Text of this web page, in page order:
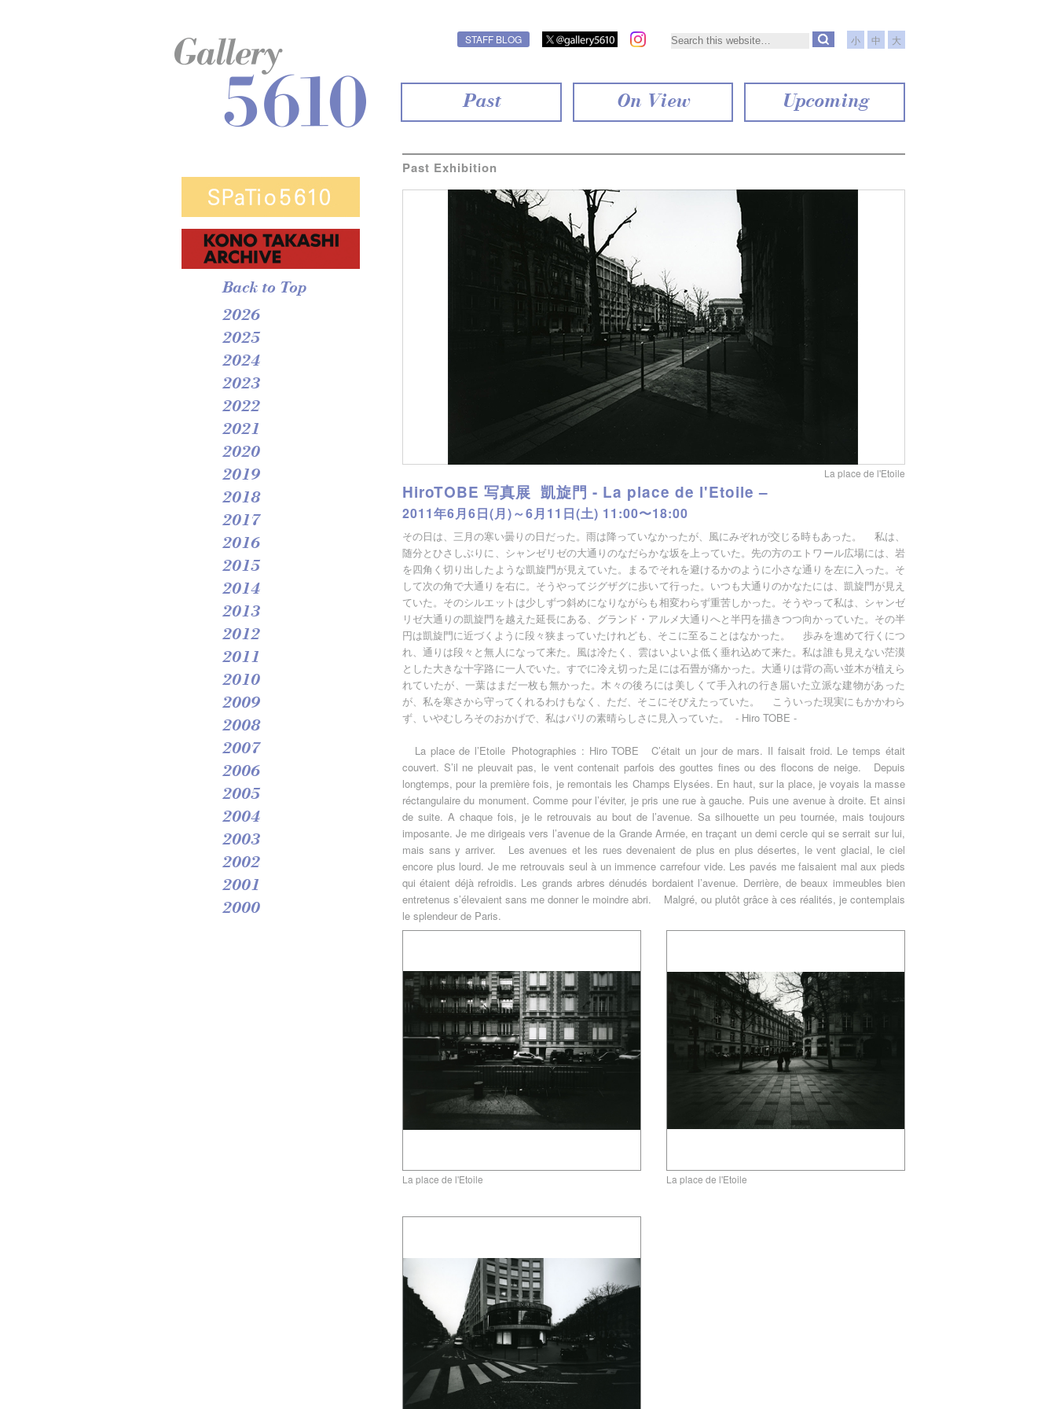
Back to Top
2026
2025
2024
2023
2022
2021
2020
2019
2018
2017
2016
2015
2014
2013
2012
2011
2010
2009
2008
2007
2006
2005
2004
2003
2002
2001
2000
STAFF BLOG 小 中 大
Past On View Upcoming
Past Exhibition
La place de l'Etoile
HiroTOBE 写真展 凱旋門 - La place de l'Etoile –
2011年6月6日(月)～6月11日(土) 11:00〜18:00
その日は、三月の寒い曇りの日だった。雨は降っていなかったが、風にみぞれが交じる時もあった。 私は、
随分とひさしぶりに、シャンゼリゼの大通りのなだらかな坂を上っていた。先の方のエトワール広場には、岩
を四角く切り出したような凱旋門が見えていた。まるでそれを避けるかのように小さな通りを左に入った。そ
して次の角で大通りを右に。そうやってジグザグに歩いて行った。いつも大通りのかなたには、凱旋門が見え
ていた。そのシルエットは少しずつ斜めになりながらも相変わらず重苦しかった。そうやって私は、シャンゼ
リゼ大通りの凱旋門を越えた延長にある、グランド・アルメ大通りへと半円を描きつつ向かっていた。その半
円は凱旋門に近づくように段々狭まっていたけれども、そこに至ることはなかった。 歩みを進めて行くにつ
れ、通りは段々と無人になって来た。風は冷たく、雲はいよいよ低く垂れ込めて来た。私は誰も見えない茫漠
とした大きな十字路に一人でいた。すでに冷え切った足には石畳が痛かった。大通りは背の高い並木が植えら
れていたが、一葉はまだ一枚も無かった。木々の後ろには美しくて手入れの行き届いた立派な建物があった
が、私を寒さから守ってくれるわけもなく、ただ、そこにそびえたっていた。 こういった現実にもかかわら
ず、いやむしろそのおかげで、私はパリの素晴らしさに見入っていた。 - Hiro TOBE -
La place de l’Etoile Photographies : Hiro TOBE C’était un jour de mars. Il faisait froid. Le temps était
couvert. S’il ne pleuvait pas, le vent contenait parfois des gouttes fines ou des flocons de neige. Depuis
longtemps, pour la première fois, je remontais les Champs Elysées. En haut, sur la place, je voyais la masse
réctangulaire du monument. Comme pour l’éviter, je pris une rue à gauche. Puis une avenue à droite. Et ainsi
de suite. A chaque fois, je le retrouvais au bout de l’avenue. Sa silhouette un peu tournée, mais toujours
imposante. Je me dirigeais vers l’avenue de la Grande Armée, en traçant un demi cercle qui se serrait sur lui,
mais sans y arriver. Les avenues et les rues devenaient de plus en plus désertes, le vent glacial, le ciel
encore plus lourd. Je me retrouvais seul à un immence carrefour vide. Les pavés me faisaient mal aux pieds
qui étaient déjà refroidis. Les grands arbres dénudés bordaient l’avenue. Derrière, de beaux immeubles bien
entretenus s’élevaient sans me donner le moindre abri. Malgré, ou plutôt grâce à ces réalités, je contemplais
le splendeur de Paris.
La place de l'Etoile La place de l'Etoile